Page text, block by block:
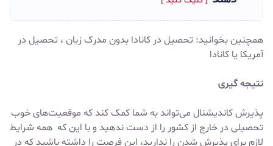
همچنین بخوانید: تحصیل در کانادا بدون مدرک زبان ، تحصیل در
آمریکا یا کانادا
نتیجه گیری
پذیرش کاندیشنال می‌تواند به شما کمک کند که موقعیت‌های خوب
تحصیلی در خارج از کشور را از دست ندهید و با این که همه شرایط
لازم برای پذیرش شدن را ندارید، این فرصت را داشته باشید که در